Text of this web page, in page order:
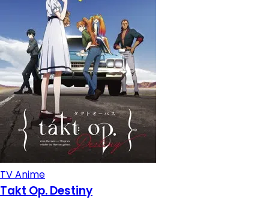
TV Anime
Takt Op. Destiny